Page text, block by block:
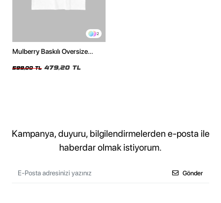
2
Mulberry Baskılı Oversize
599,00 TL 479,20 TL
Kampanya, duyuru, bilgilendirmelerden e-posta ile
haberdar olmak istiyorum.
Gönder